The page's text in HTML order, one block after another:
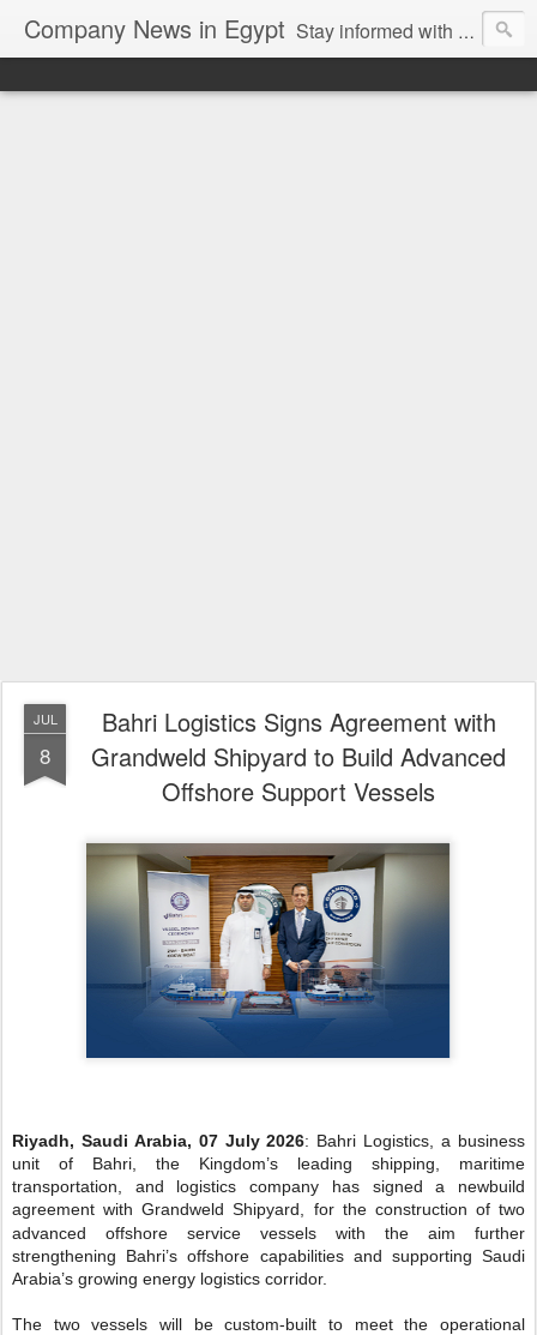
Company News in Egypt Stay informed with the latest company news and developments in Egypt and the region through our unbiased and direct news platform. Our blog publishes press releases and news directly from companies and their PR agencies, giving you a clear and unfiltered view of the industry. Make informed decisions with our easy to follow and clutter-free approach to company news.
JUL
8
Bahri Logistics Signs Agreement with
Grandweld Shipyard to Build Advanced
Offshore Support Vessels
Riyadh, Saudi Arabia, 07 July 2026: Bahri Logistics, a business
unit of Bahri, the Kingdom’s leading shipping, maritime
transportation, and logistics company has signed a newbuild
agreement with Grandweld Shipyard, for the construction of two
advanced offshore service vessels
with the aim further
strengthening Bahri’s offshore capabilities and supporting Saudi
Arabia’s growing energy logistics corridor.
The two vessels will be custom-built to meet the operational